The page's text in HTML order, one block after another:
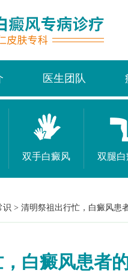
医生团队
双手白癜风 双腿
识 > 清明祭祖出行忙，白癜风患
白癜风患者